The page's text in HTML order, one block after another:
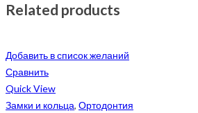
Related products
Добавить в список желаний
Сравнить
Quick View
Замки и кольца, Ортодонтия